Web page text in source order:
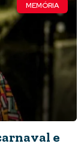
MEMÓRIA
e